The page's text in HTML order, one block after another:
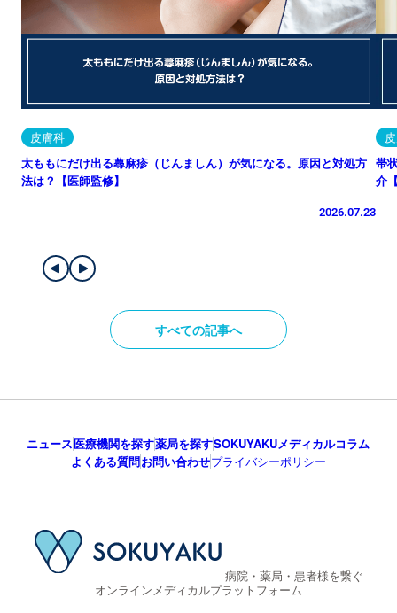
皮膚科
太ももにだけ出る蕁麻疹（じんましん）が気になる。原因と対処方
法は？【医師監修】
2026.07.23
帯
介
すべての記事へ
ニュース医療機関を探す薬局を探すSOKUYAKUメディカルコラム
よくある質問お問い合わせプライバシーポリシー
病院・薬局・患者様を繋ぐ
オンラインメディカルプラットフォーム